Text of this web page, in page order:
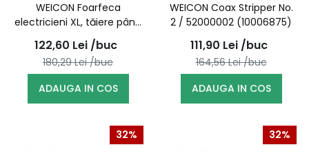
WEICON Foarfeca
electricieni XL, tăiere până
la 50 mm², cu sertizare /
10100025
122,60 Lei /buc
180,29Lei /buc
ADAUGA IN COS
WEICON Coax Stripper No.
2 / 52000002 (10006875)
111,90 Lei /buc
164,56Lei /buc
ADAUGA IN COS
32% 32%